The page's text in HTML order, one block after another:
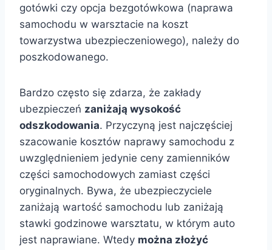
gotówki czy opcja bezgotówkowa (naprawa
samochodu w warsztacie na koszt
towarzystwa ubezpieczeniowego), należy do
poszkodowanego.
Bardzo często się zdarza, że zakłady
ubezpieczeń zaniżają wysokość
odszkodowania. Przyczyną jest najczęściej
szacowanie kosztów naprawy samochodu z
uwzględnieniem jedynie ceny zamienników
części samochodowych zamiast części
oryginalnych. Bywa, że ubezpieczyciele
zaniżają wartość samochodu lub zaniżają
stawki godzinowe warsztatu, w którym auto
jest naprawiane. Wtedy można złożyć